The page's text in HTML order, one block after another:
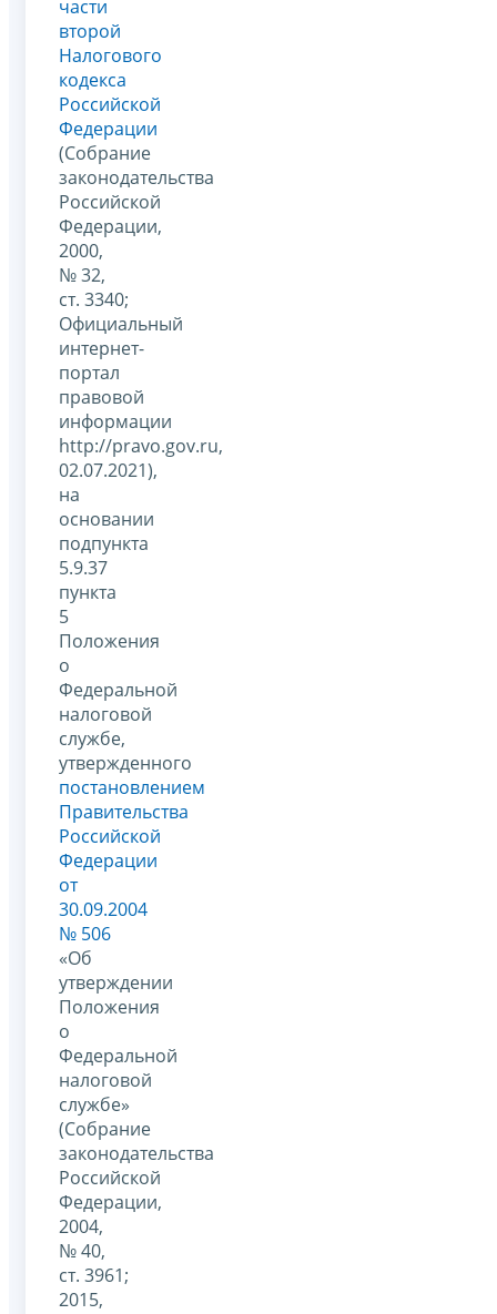
части
второй
Налогового
кодекса
Российской
Федерации
(Собрание
законодательства
Российской
Федерации,
2000,
№ 32,
ст. 3340;
Официальный
интернет-
портал
правовой
информации
http://pravo.gov.ru,
02.07.2021),
на
основании
подпункта
5.9.37
пункта
5
Положения
о
Федеральной
налоговой
службе,
утвержденного
постановлением
Правительства
Российской
Федерации
от
30.09.2004
№ 506
«Об
утверждении
Положения
о
Федеральной
налоговой
службе»
(Собрание
законодательства
Российской
Федерации,
2004,
№ 40,
ст. 3961;
2015,